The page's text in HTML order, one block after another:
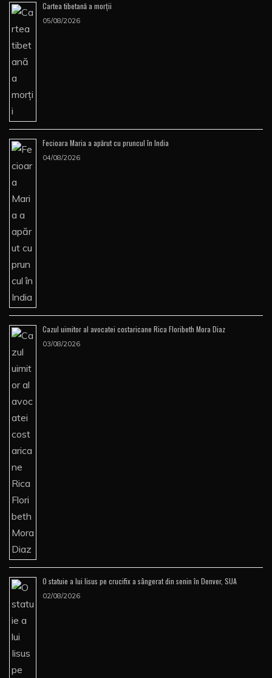
Cartea tibetană a morţii
05/08/2026
Fecioara Maria a apărut cu pruncul în India
04/08/2026
Cazul uimitor al avocatei costaricane Rica Floribeth Mora Diaz
03/08/2026
O statuie a lui Iisus pe crucifix a sângerat din senin în Denver, SUA
02/08/2026